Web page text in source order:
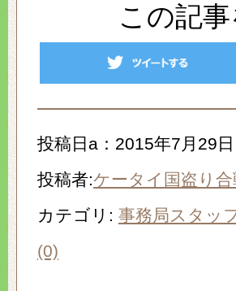
この記
投稿日a：2015年7月29日
投稿者:ケータイ国盗り合
カテゴリ: 事務局スタッ
(0)